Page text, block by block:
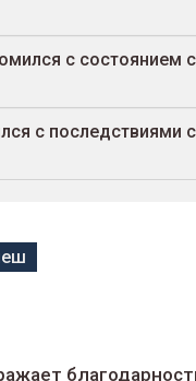
с состоянием
с последствиями